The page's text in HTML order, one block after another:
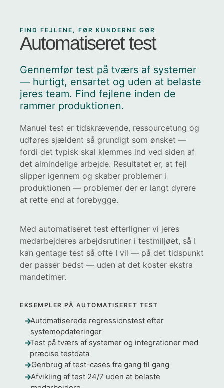
FIND FEJLENE, FØR KUNDERNE GØR
Automatiseret test
Gennemfør test på tværs af systemer
— hurtigt, ensartet og uden at belaste
jeres team. Find fejlene inden de
rammer produktionen.
Manuel test er tidskrævende, ressourcetung og
udføres sjældent så grundigt som ønsket —
fordi det typisk skal klemmes ind ved siden af
det almindelige arbejde. Resultatet er, at fejl
slipper igennem og skaber problemer i
produktionen — problemer der er langt dyrere
at rette end at forebygge.
Med automatiseret test efterligner vi jeres
medarbejderes arbejdsrutiner i testmiljøet, så I
kan gentage test så ofte I vil — på det tidspunkt
der passer bedst — uden at det koster ekstra
mandetimer.
EKSEMPLER PÅ AUTOMATISERET TEST
Automatiserede regressionstest efter
systemopdateringer
Test på tværs af systemer og integrationer med
præcise testdata
Genbrug af test-cases fra gang til gang
Afvikling af test 24/7 uden at belaste